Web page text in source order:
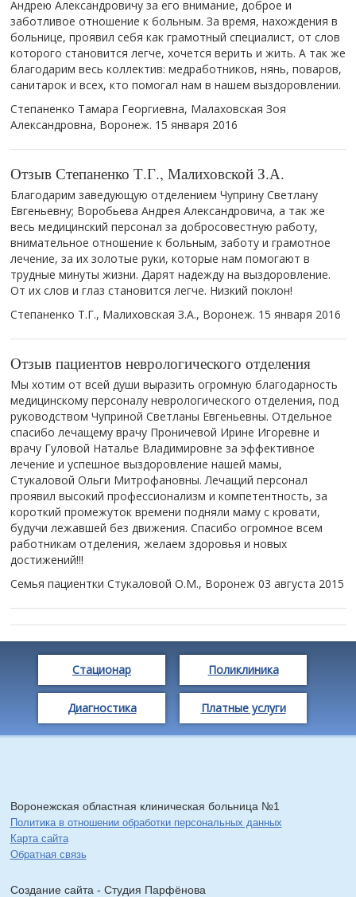
Андрею Александровичу за его внимание, доброе и
заботливое отношение к больным. За время, нахождения в
больнице, проявил себя как грамотный специалист, от слов
которого становится легче, хочется верить и жить. А так же
благодарим весь коллектив: медработников, нянь, поваров,
санитарок и всех, кто помогал нам в нашем выздоровлении.
Степаненко Тамара Георгиевна, Малаховская Зоя
Александровна, Воронеж. 15 января 2016
Отзыв Степаненко Т.Г., Малиховской З.А.
Благодарим заведующую отделением Чуприну Светлану
Евгеньевну; Воробьева Андрея Александровича, а так же
весь медицинский персонал за добросовестную работу,
внимательное отношение к больным, заботу и грамотное
лечение, за их золотые руки, которые нам помогают в
трудные минуты жизни. Дарят надежду на выздоровление.
От их слов и глаз становится легче. Низкий поклон!
Степаненко Т.Г., Малиховская З.А., Воронеж. 15 января 2016
Отзыв пациентов неврологического отделения
Мы хотим от всей души выразить огромную благодарность
медицинскому персоналу неврологического отделения, под
руководством Чуприной Светланы Евгеньевны. Отдельное
спасибо лечащему врачу Проничевой Ирине Игоревне и
врачу Гуловой Наталье Владимировне за эффективное
лечение и успешное выздоровление нашей мамы,
Стукаловой Ольги Митрофановны. Лечащий персонал
проявил высокий профессионализм и компетентность, за
короткий промежуток времени подняли маму с кровати,
будучи лежавшей без движения. Спасибо огромное всем
работникам отделения, желаем здоровья и новых
достижений!!!
Семья пациентки Стукаловой О.М., Воронеж 03 августа 2015
Стационар Поликлиника
Диагностика Платные услуги
Воронежская областная клиническая больница №1
Политика в отношении обработки персональных данных
Карта сайта
Обратная связь
Создание сайта - Cтудия Парфёнова